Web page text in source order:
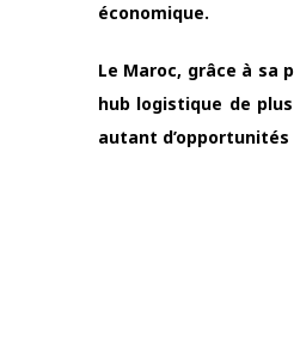
économique.
Le Maroc, grâce à sa
hub logistique de
autant